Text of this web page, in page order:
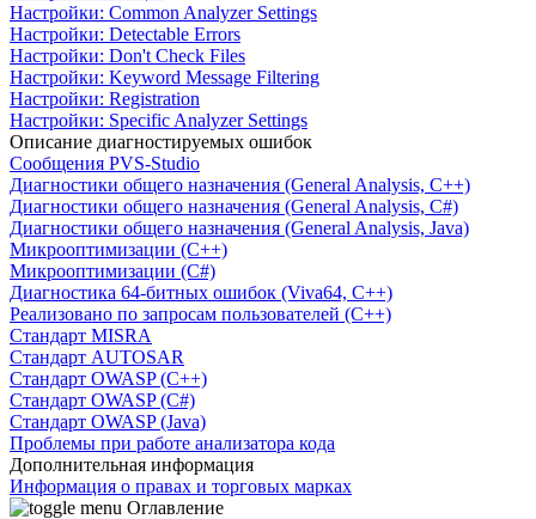
Настройки: Common Analyzer Settings
Настройки: Detectable Errors
Настройки: Don't Check Files
Настройки: Keyword Message Filtering
Настройки: Registration
Настройки: Specific Analyzer Settings
Описание диагностируемых ошибок
Сообщения PVS-Studio
Диагностики общего назначения (General Analysis, C++)
Диагностики общего назначения (General Analysis, C#)
Диагностики общего назначения (General Analysis, Java)
Микрооптимизации (C++)
Микрооптимизации (C#)
Диагностика 64-битных ошибок (Viva64, C++)
Реализовано по запросам пользователей (C++)
Cтандарт MISRA
Стандарт AUTOSAR
Стандарт OWASP (C++)
Стандарт OWASP (C#)
Стандарт OWASP (Java)
Проблемы при работе анализатора кода
Дополнительная информация
Информация о правах и торговых марках
Оглавление